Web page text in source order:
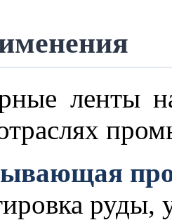
ленты
руды,